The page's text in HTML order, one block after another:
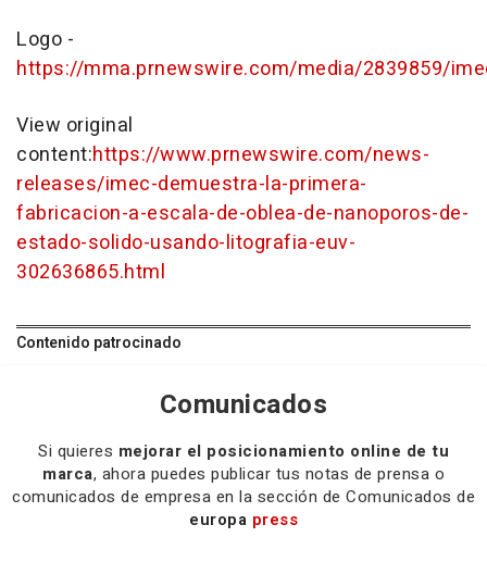
Logo -
https://mma.prnewswire.com/media/2839859/
View original
content:https://www.prnewswire.com/news-
releases/imec-demuestra-la-primera-
fabricacion-a-escala-de-oblea-de-nanoporos-de-
estado-solido-usando-litografia-euv-
302636865.html
Contenido patrocinado
Comunicados
Si quieres mejorar el posicionamiento online de tu
marca, ahora puedes publicar tus notas de prensa o
comunicados de empresa en la sección de Comunicados de
europa press